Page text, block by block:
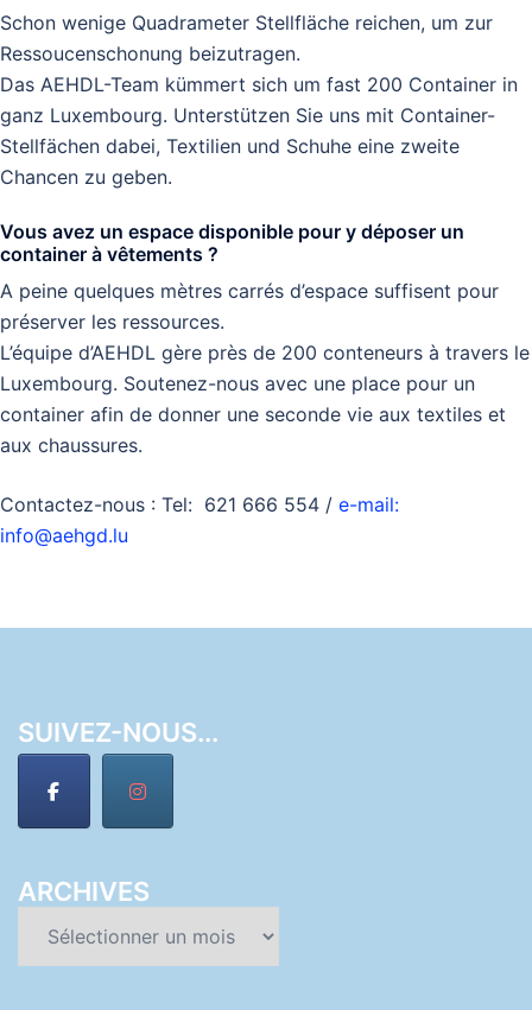
Schon wenige Quadrameter Stellfläche reichen, um zur
Ressoucenschonung beizutragen.
Das AEHDL-Team kümmert sich um fast 200 Container in
ganz Luxembourg. Unterstützen Sie uns mit Container-
Stellfächen dabei, Textilien und Schuhe eine zweite
Chancen zu geben.
Vous avez un espace disponible pour y déposer un
container à vêtements ?
A peine quelques mètres carrés d’espace suffisent pour
préserver les ressources.
L’équipe d’AEHDL gère près de 200 conteneurs à travers le
Luxembourg. Soutenez-nous avec une place pour un
container afin de donner une seconde vie aux textiles et
aux chaussures.
Contactez-nous : Tel: 621 666 554 / e-mail:
info@aehgd.lu
SUIVEZ-NOUS...
ARCHIVES